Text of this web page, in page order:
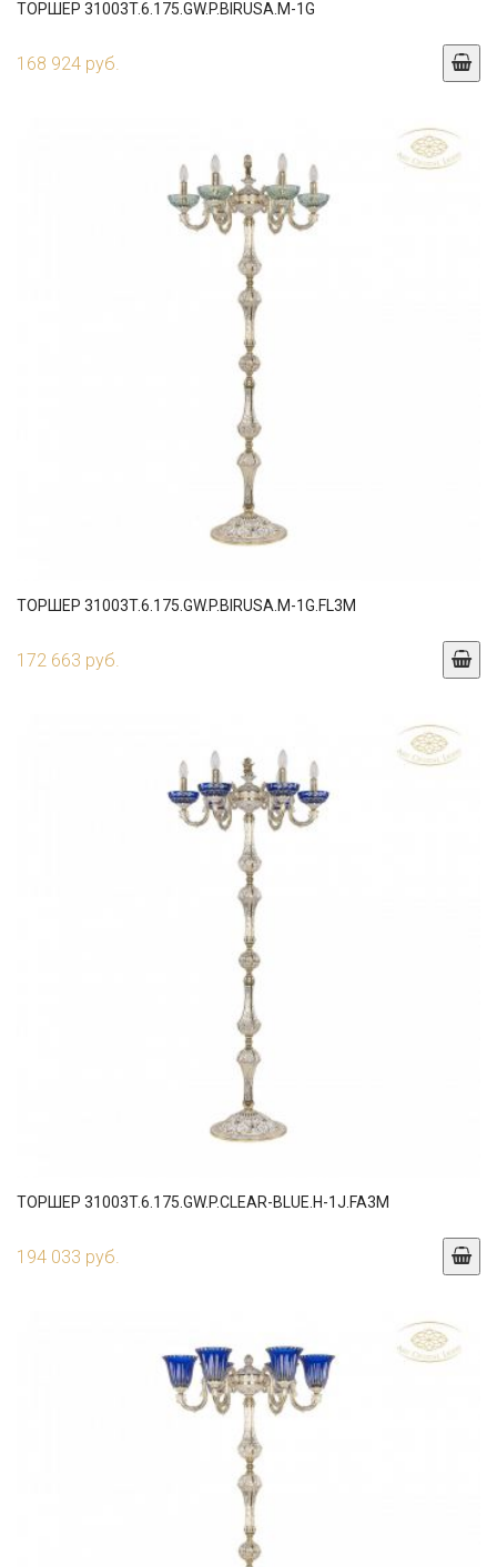
ТОРШЕР 31003T.6.175.GW.P.BIRUSA.M-1G
168 924 руб.
ТОРШЕР 31003T.6.175.GW.P.BIRUSA.M-1G.FL3M
172 663 руб.
ТОРШЕР 31003T.6.175.GW.P.CLEAR-BLUE.H-1J.FA3M
194 033 руб.